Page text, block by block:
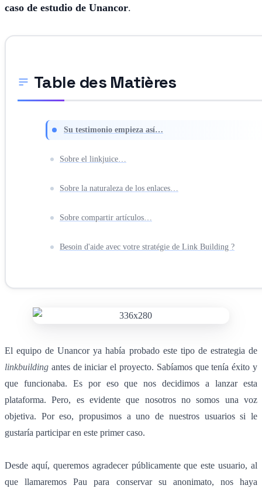
caso de estudio de Unancor.
Table des Matières
Su testimonio empieza así…
Sobre el linkjuice…
Sobre la naturaleza de los enlaces…
Sobre compartir artículos…
Besoin d'aide avec votre stratégie de Link Building ?
El equipo de Unancor ya había probado este tipo de estrategia de
linkbuilding antes de iniciar el proyecto. Sabíamos que tenía éxito y
que funcionaba. Es por eso que nos decidimos a lanzar esta
plataforma. Pero, es evidente que nosotros no somos una voz
objetiva. Por eso, propusimos a uno de nuestros usuarios si le
gustaría participar en este primer caso.
Desde aquí, queremos agradecer públicamente que este usuario, al
que llamaremos Pau para conservar su anonimato, nos haya